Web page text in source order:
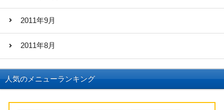
2011年9月
2011年8月
人気のメニューランキング